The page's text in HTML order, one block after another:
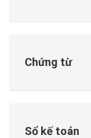
Chứng từ
Sổ kế toán